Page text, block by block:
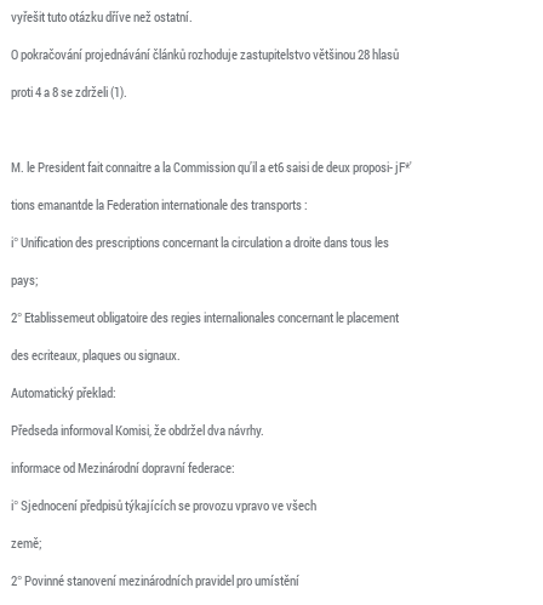
vyřešit tuto otázku dříve než ostatní.
O pokračování projednávání článků rozhoduje zastupitelstvo většinou 28 hlasů
proti 4 a 8 se zdrželi (1).
M. le President fait connaitre a la Commission qu’il a et6 saisi de deux proposi- jF*'
tions emanantde la Federation internationale des transports :
i° Unification des prescriptions concernant la circulation a droite dans tous les
pays;
2° Etablissemeut obligatoire des regies internalionales concernant le placement
des ecriteaux, plaques ou signaux.
Automatický překlad:
Předseda informoval Komisi, že obdržel dva návrhy.
informace od Mezinárodní dopravní federace:
i° Sjednocení předpisů týkajících se provozu vpravo ve všech
země;
2° Povinné stanovení mezinárodních pravidel pro umístění